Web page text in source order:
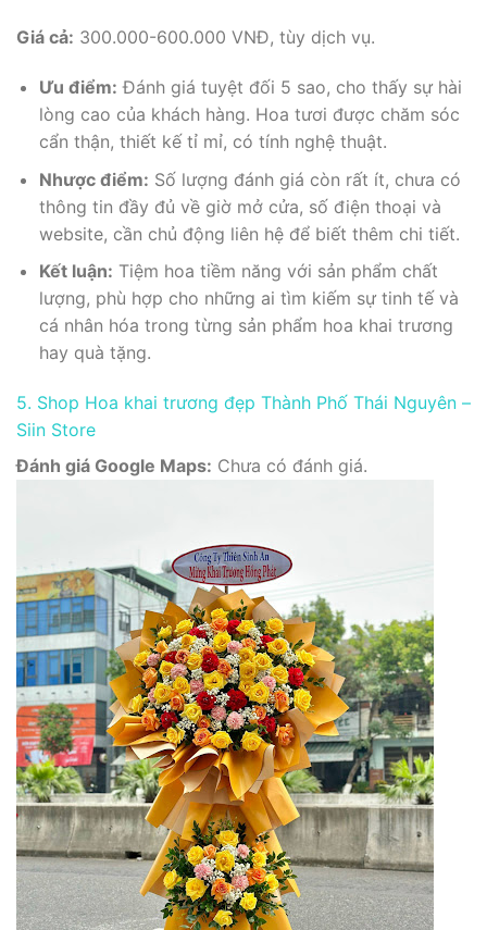
Giá cả: 300.000-600.000 VNĐ, tùy dịch vụ.
Ưu điểm: Đánh giá tuyệt đối 5 sao, cho thấy sự hài
lòng cao của khách hàng. Hoa tươi được chăm sóc
cẩn thận, thiết kế tỉ mỉ, có tính nghệ thuật.
Nhược điểm: Số lượng đánh giá còn rất ít, chưa có
thông tin đầy đủ về giờ mở cửa, số điện thoại và
website, cần chủ động liên hệ để biết thêm chi tiết.
Kết luận: Tiệm hoa tiềm năng với sản phẩm chất
lượng, phù hợp cho những ai tìm kiếm sự tinh tế và
cá nhân hóa trong từng sản phẩm hoa khai trương
hay quà tặng.
5. Shop Hoa khai trương đẹp Thành Phố Thái Nguyên –
Siin Store
Đánh giá Google Maps: Chưa có đánh giá.